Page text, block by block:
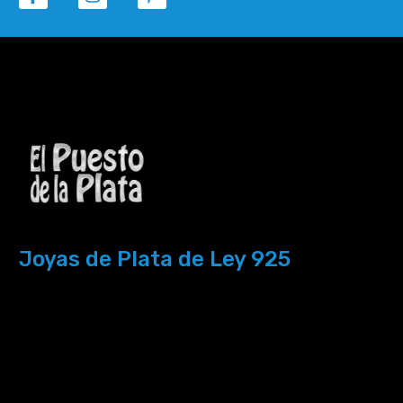
Joyas de Plata de Ley 925